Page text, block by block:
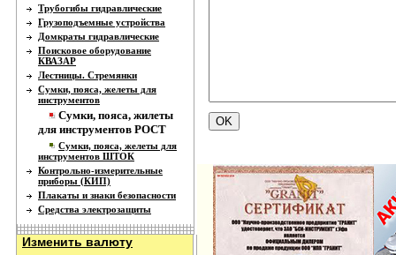
Трубогибы гидравлические
Грузоподъемные устройства
Домкраты гидравлические
Поисковое оборудование
КВАЗАР
Лестницы. Стремянки
Сумки, пояса, желеты для
инструментов
Сумки, пояса, жилеты
для инструментов РОСТ
Сумки, пояса, желеты для
инструментов ШТОК
Контрольно-измерительные
приборы (КИП)
Плакаты и знаки безопасности
Средства электрозащиты
Изменить валюту